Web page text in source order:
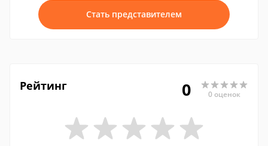
Стать представителем
Рейтинг 0 0 оценок